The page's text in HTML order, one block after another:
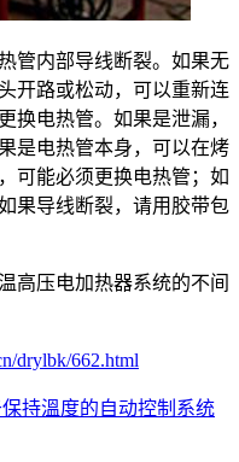
管内部导线断裂。如果无
开路或松动，可以重新连
换电热管。如果是泄漏，
是电热管本身，可以在烤
可能必须更换电热管；如
果导线断裂，请用胶带包
高压电加热器系统的不间
drylbk/662.html
持溫度的自动控制系统